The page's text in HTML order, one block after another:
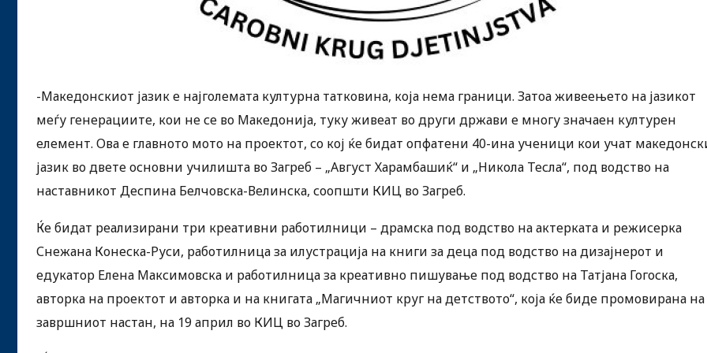
-Македонскиот јазик е најголемата културна татковина, која нема граници. Затоа живеењето на јазикот
меѓу генерациите, кои не се во Македонија, туку живеат во други држави е многу значаен културен
елемент. Ова е главното мото на проектот, со кој ќе бидат опфатени 40-ина ученици кои учат
јазик во двете основни училишта во Загреб – „Август Харамбашиќ“ и „Никола Тесла“, под водство на
наставникот Деспина Белчовска-Велинска, соопшти КИЦ во Загреб.
Ќе бидат реализирани три креативни работилници – драмска под водство на актерката и режисерка
Снежана Конеска-Руси, работилница за илустрација на книги за деца под водство на дизајнерот и
едукатор Елена Максимовска и работилница за креативно пишување под водство на Татјана Гогоска,
авторка на проектот и авторка и на книгата „Магичниот круг на детството“, која ќе биде промовирана на
завршниот настан, на 19 април во КИЦ во Загреб.